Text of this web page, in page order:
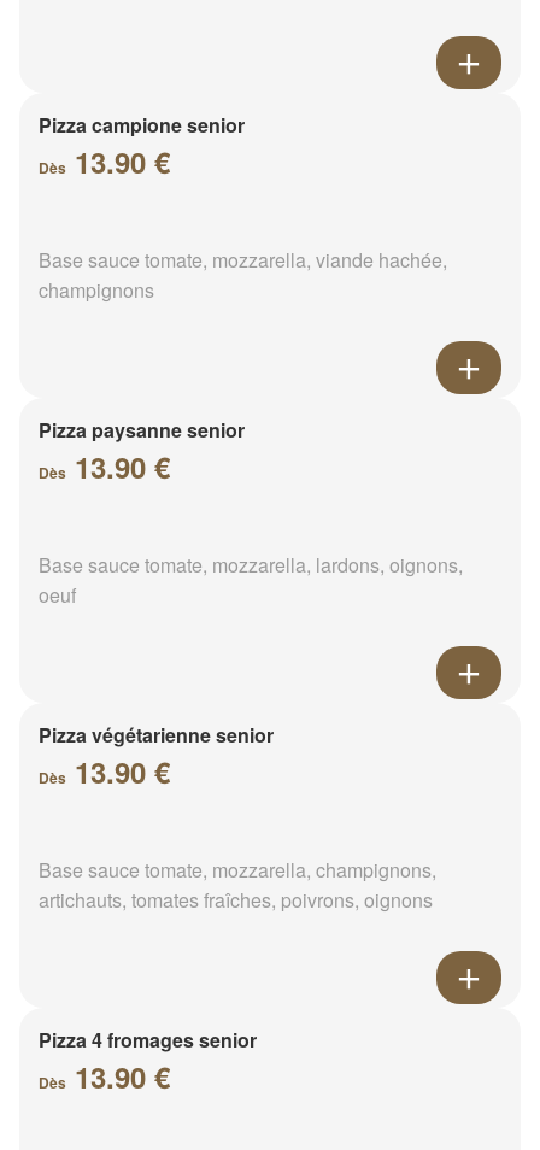
Pizza campione senior
Dès 13.90 €
Base sauce tomate, mozzarella, viande hachée,
champignons
Pizza paysanne senior
Dès 13.90 €
Base sauce tomate, mozzarella, lardons, oignons,
oeuf
Pizza végétarienne senior
Dès 13.90 €
Base sauce tomate, mozzarella, champignons,
artichauts, tomates fraîches, poivrons, oignons
Pizza 4 fromages senior
Dès 13.90 €